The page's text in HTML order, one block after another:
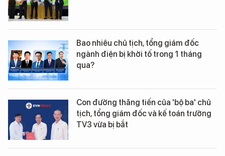
Bao nhiêu chủ tịch, tổng giám đốc
ngành điện bị khởi tố trong 1 tháng
qua?
Con đường thăng tiến của 'bộ ba' chủ
tịch, tổng giám đốc và kế toán trưởng
TV3 vừa bị bắt